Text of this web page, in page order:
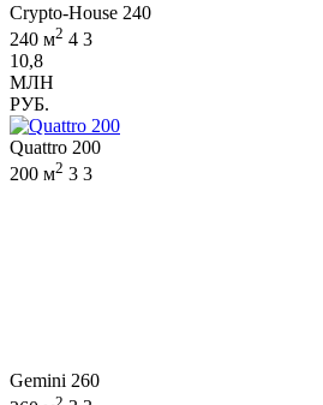
Crypto-House 240
240 м2 4 3
10,8
МЛН
РУБ.
Quattro 200
200 м2 3 3
Gemini 260
2